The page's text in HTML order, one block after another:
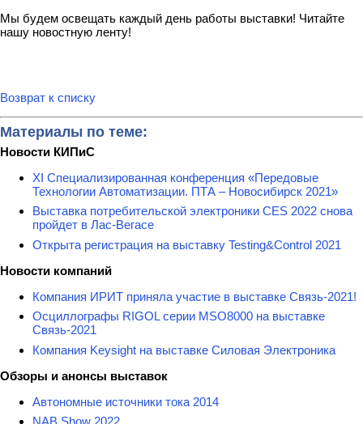
Мы будем освещать каждый день работы выставки! Читайте
нашу новостную ленту!
Возврат к списку
Материалы по теме:
Новости КИПиС
XI Специализированная конференция «Передовые
Технологии Автоматизации. ПТА – Новосибирск 2021»
Выставка потребительской электроники CES 2022 снова
пройдет в Лас-Вегасе
Открыта регистрация на выставку Testing&Сontrol 2021
Новости компаний
Компания ИРИТ приняла участие в выставке Связь-2021!
Осциллографы RIGOL серии MSO8000 на выставке
Связь-2021
Компания Keysight на выставке Силовая Электроника
Обзоры и анонсы выставок
Автономные источники тока 2014